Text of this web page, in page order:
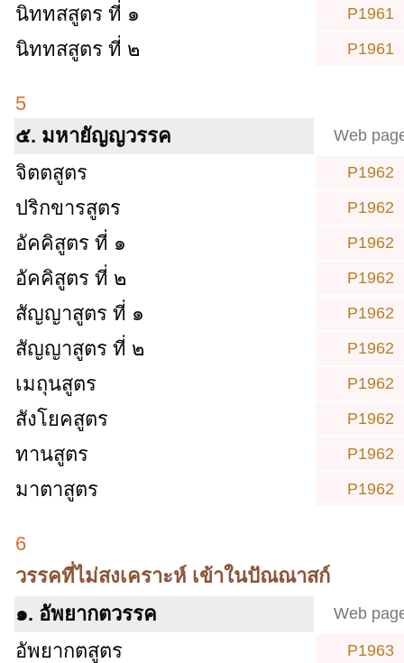
นิททสสูตร ที่ ๑ P1961
นิททสสูตร ที่ ๒ P1961
5
๕. มหายัญญวรรค
Web
จิตตสูตร P1962
ปริกขารสูตร P1962
อัคคิสูตร ที่ ๑ P1962
อัคคิสูตร ที่ ๒ P1962
สัญญาสูตร ที่ ๑ P1962
สัญญาสูตร ที่ ๒ P1962
เมถุนสูตร P1962
สังโยคสูตร P1962
ทานสูตร P1962
มาตาสูตร P1962
6
วรรคที่ไม่สงเคราะห์ เข้าในปัณณาสก์
๑. อัพยากตวรรค
Web
อัพยากตสูตร P1963